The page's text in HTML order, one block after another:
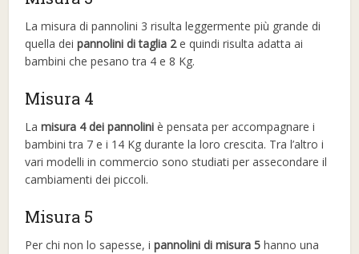
La misura di pannolini 3 risulta leggermente più grande di
quella deipannolini di taglia 2e quindi risulta adatta ai
bambini che pesano tra 4 e 8 Kg.
Misura 4
Lamisura 4 dei pannolini è pensata per accompagnare i
bambini tra 7 e i 14 Kg durante la loro crescita. Tra l’altro i
vari modelli in commercio sono studiati per assecondare il
cambiamenti dei piccoli.
Misura 5
Per chi non lo sapesse, ipannolini di misura 5 hanno una